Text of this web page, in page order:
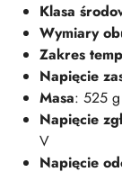
Klasa
Wymiary
Zakres
Napięcie
Masa: 525 g
Napięcie
V
Napięcie